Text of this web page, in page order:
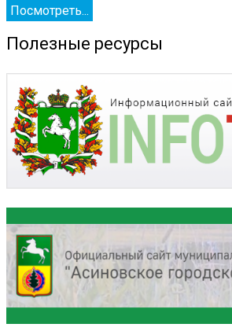
Посмотреть...
Полезные ресурсы